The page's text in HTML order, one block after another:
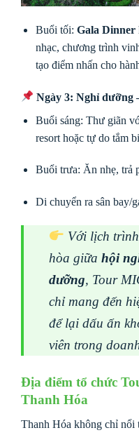
Buổi tối: Gala Dinner
nhạc, chương trình
tạo điểm nhấn cho
Ngày 3: Nghỉ dưỡng
Buổi sáng: Thư giãn
resort hoặc tự do tắm
Buổi trưa: Ăn nhẹ, trả
Di chuyển ra sân bay/
Với lịch
hòa giữa hội
dưỡng, Tour
chỉ mang đến
để lại dấu ấn
viên trong
Địa điểm tổ chức
Thanh Hóa
Thanh Hóa không chỉ nổi